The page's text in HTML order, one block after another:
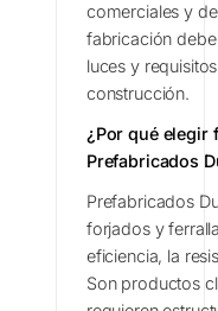
comerciales y
fabricación
luces y
construcción.
¿Por qué elegir
Prefabricados
Prefabricados
forjados y
eficiencia, la
Son productos